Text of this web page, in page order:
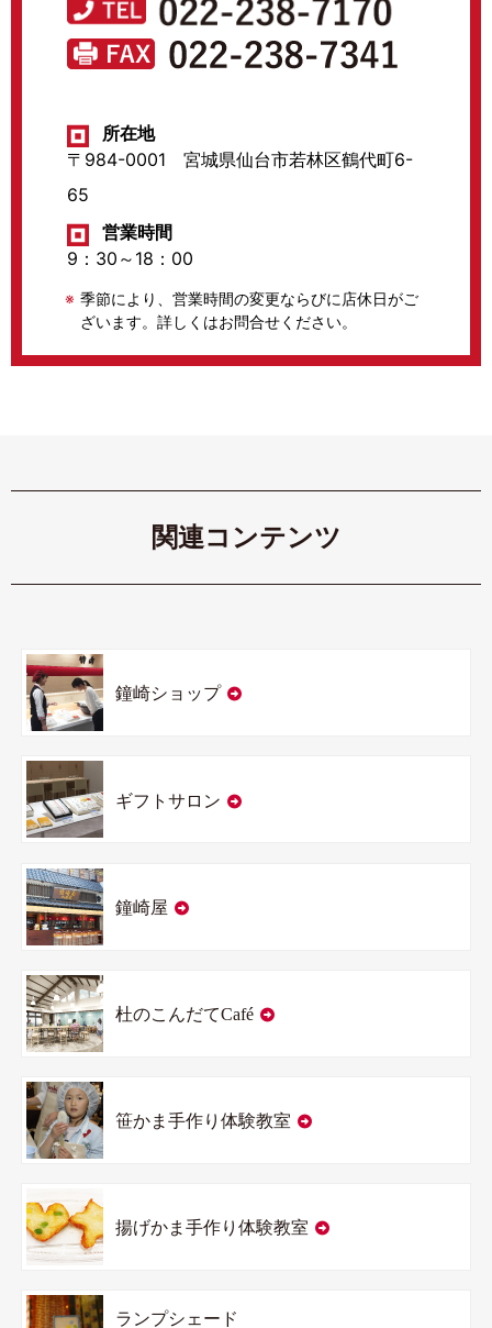
所在地
〒984-0001 宮城県仙台市若林区鶴代町6-
65
営業時間
9：30～18：00
季節により、営業時間の変更ならびに店休日がご
ざいます。詳しくはお問合せください。
関連コンテンツ
鐘崎ショップ
ギフトサロン
鐘崎屋
杜のこんだてCafé
笹かま手作り体験教室
揚げかま手作り体験教室
ランプシェード